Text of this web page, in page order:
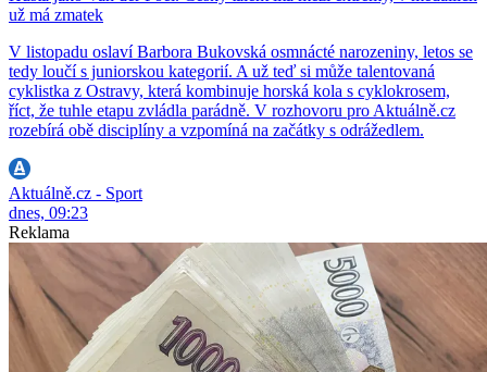
už má zmatek
V listopadu oslaví Barbora Bukovská osmnácté narozeniny, letos se
tedy loučí s juniorskou kategorií. A už teď si může talentovaná
cyklistka z Ostravy, která kombinuje horská kola s cyklokrosem,
říct, že tuhle etapu zvládla parádně. V rozhovoru pro Aktuálně.cz
rozebírá obě disciplíny a vzpomíná na začátky s odrážedlem.
Aktuálně.cz - Sport
dnes, 09:23
Reklama